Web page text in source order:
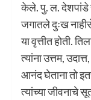
केले. पु. ल. देशपांडे
जगातले दुःख
या वृत्तीत होती.
त्यांना उत्तम,
आनंद घेताना तो
त्यांच्या जीवनाचे